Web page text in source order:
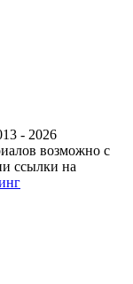
- 2026
возможно с
ссылки на